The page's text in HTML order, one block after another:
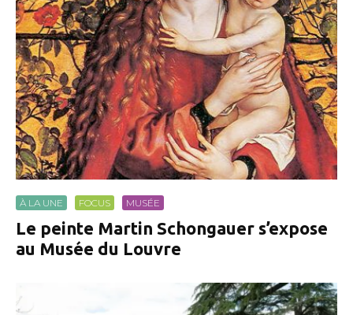
À LA UNE FOCUS MUSÉE
Le peinte Martin Schongauer s’expose
au Musée du Louvre